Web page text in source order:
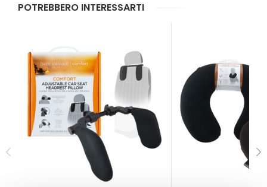
POTREBBERO INTERESSARTI